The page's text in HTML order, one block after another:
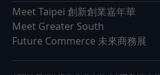
Meet Taipei 創新創業嘉年華
Meet Greater South
Future Commerce 未來商務展